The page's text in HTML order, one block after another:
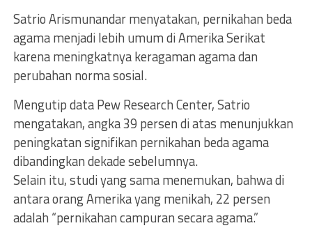
Satrio Arismunandar menyatakan, pernikahan beda
agama menjadi lebih umum di Amerika Serikat
karena meningkatnya keragaman agama dan
perubahan norma sosial.
Mengutip data Pew Research Center, Satrio
mengatakan, angka 39 persen di atas menunjukkan
peningkatan signifikan pernikahan beda agama
dibandingkan dekade sebelumnya.
Selain itu, studi yang sama menemukan, bahwa di
antara orang Amerika yang menikah, 22 persen
adalah “pernikahan campuran secara agama.”